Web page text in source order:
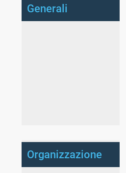
Generali
Organizzazione